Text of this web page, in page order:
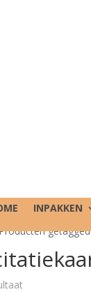
INPAKKEN